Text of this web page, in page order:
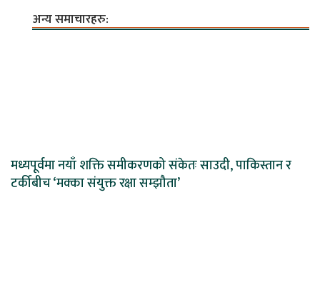
अन्य समाचारहरु:
मध्यपूर्वमा नयाँ शक्ति समीकरणको संकेतः साउदी, पाकिस्तान र
टर्कीबीच ‘मक्का संयुक्त रक्षा सम्झौता’